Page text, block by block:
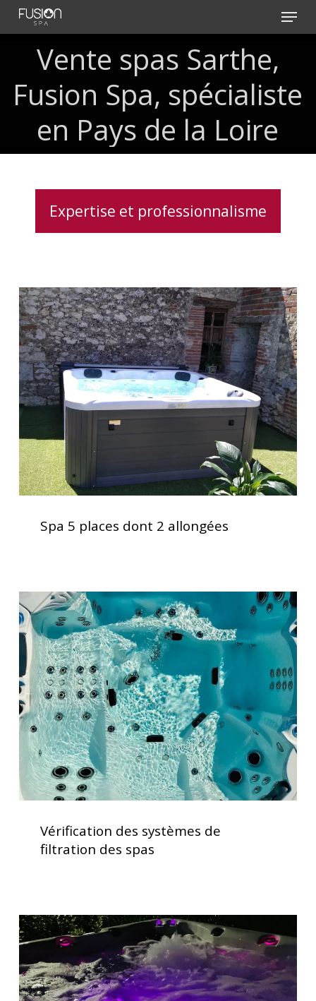
Skip
content
Menu
Vente spas Sarthe,
Fusion Spa, spécialiste
en Pays de la Loire
Expertise et professionnalisme
Spa
5
places
dont
2
allongées
places
allongées
Spa 5 places dont 2 allongées
Vérification
des
systèmes
de
filtration
des
spas
systèmes
Vérification des systèmes de
filtration des spas
Spas
avec
chromothérapie
et
aromathérapie